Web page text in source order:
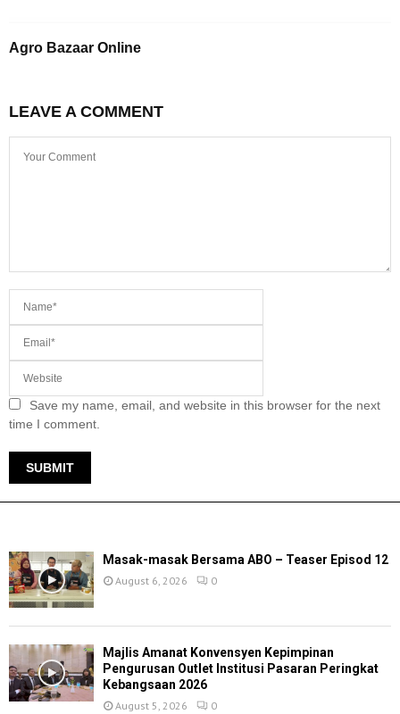
Agro Bazaar Online
LEAVE A COMMENT
Save my name, email, and website in this browser for the next
time I comment.
Masak-masak Bersama ABO – Teaser Episod 12
August 6, 2026 0
Majlis Amanat Konvensyen Kepimpinan
Pengurusan Outlet Institusi Pasaran Peringkat
Kebangsaan 2026
August 5, 2026 0